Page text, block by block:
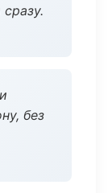
без